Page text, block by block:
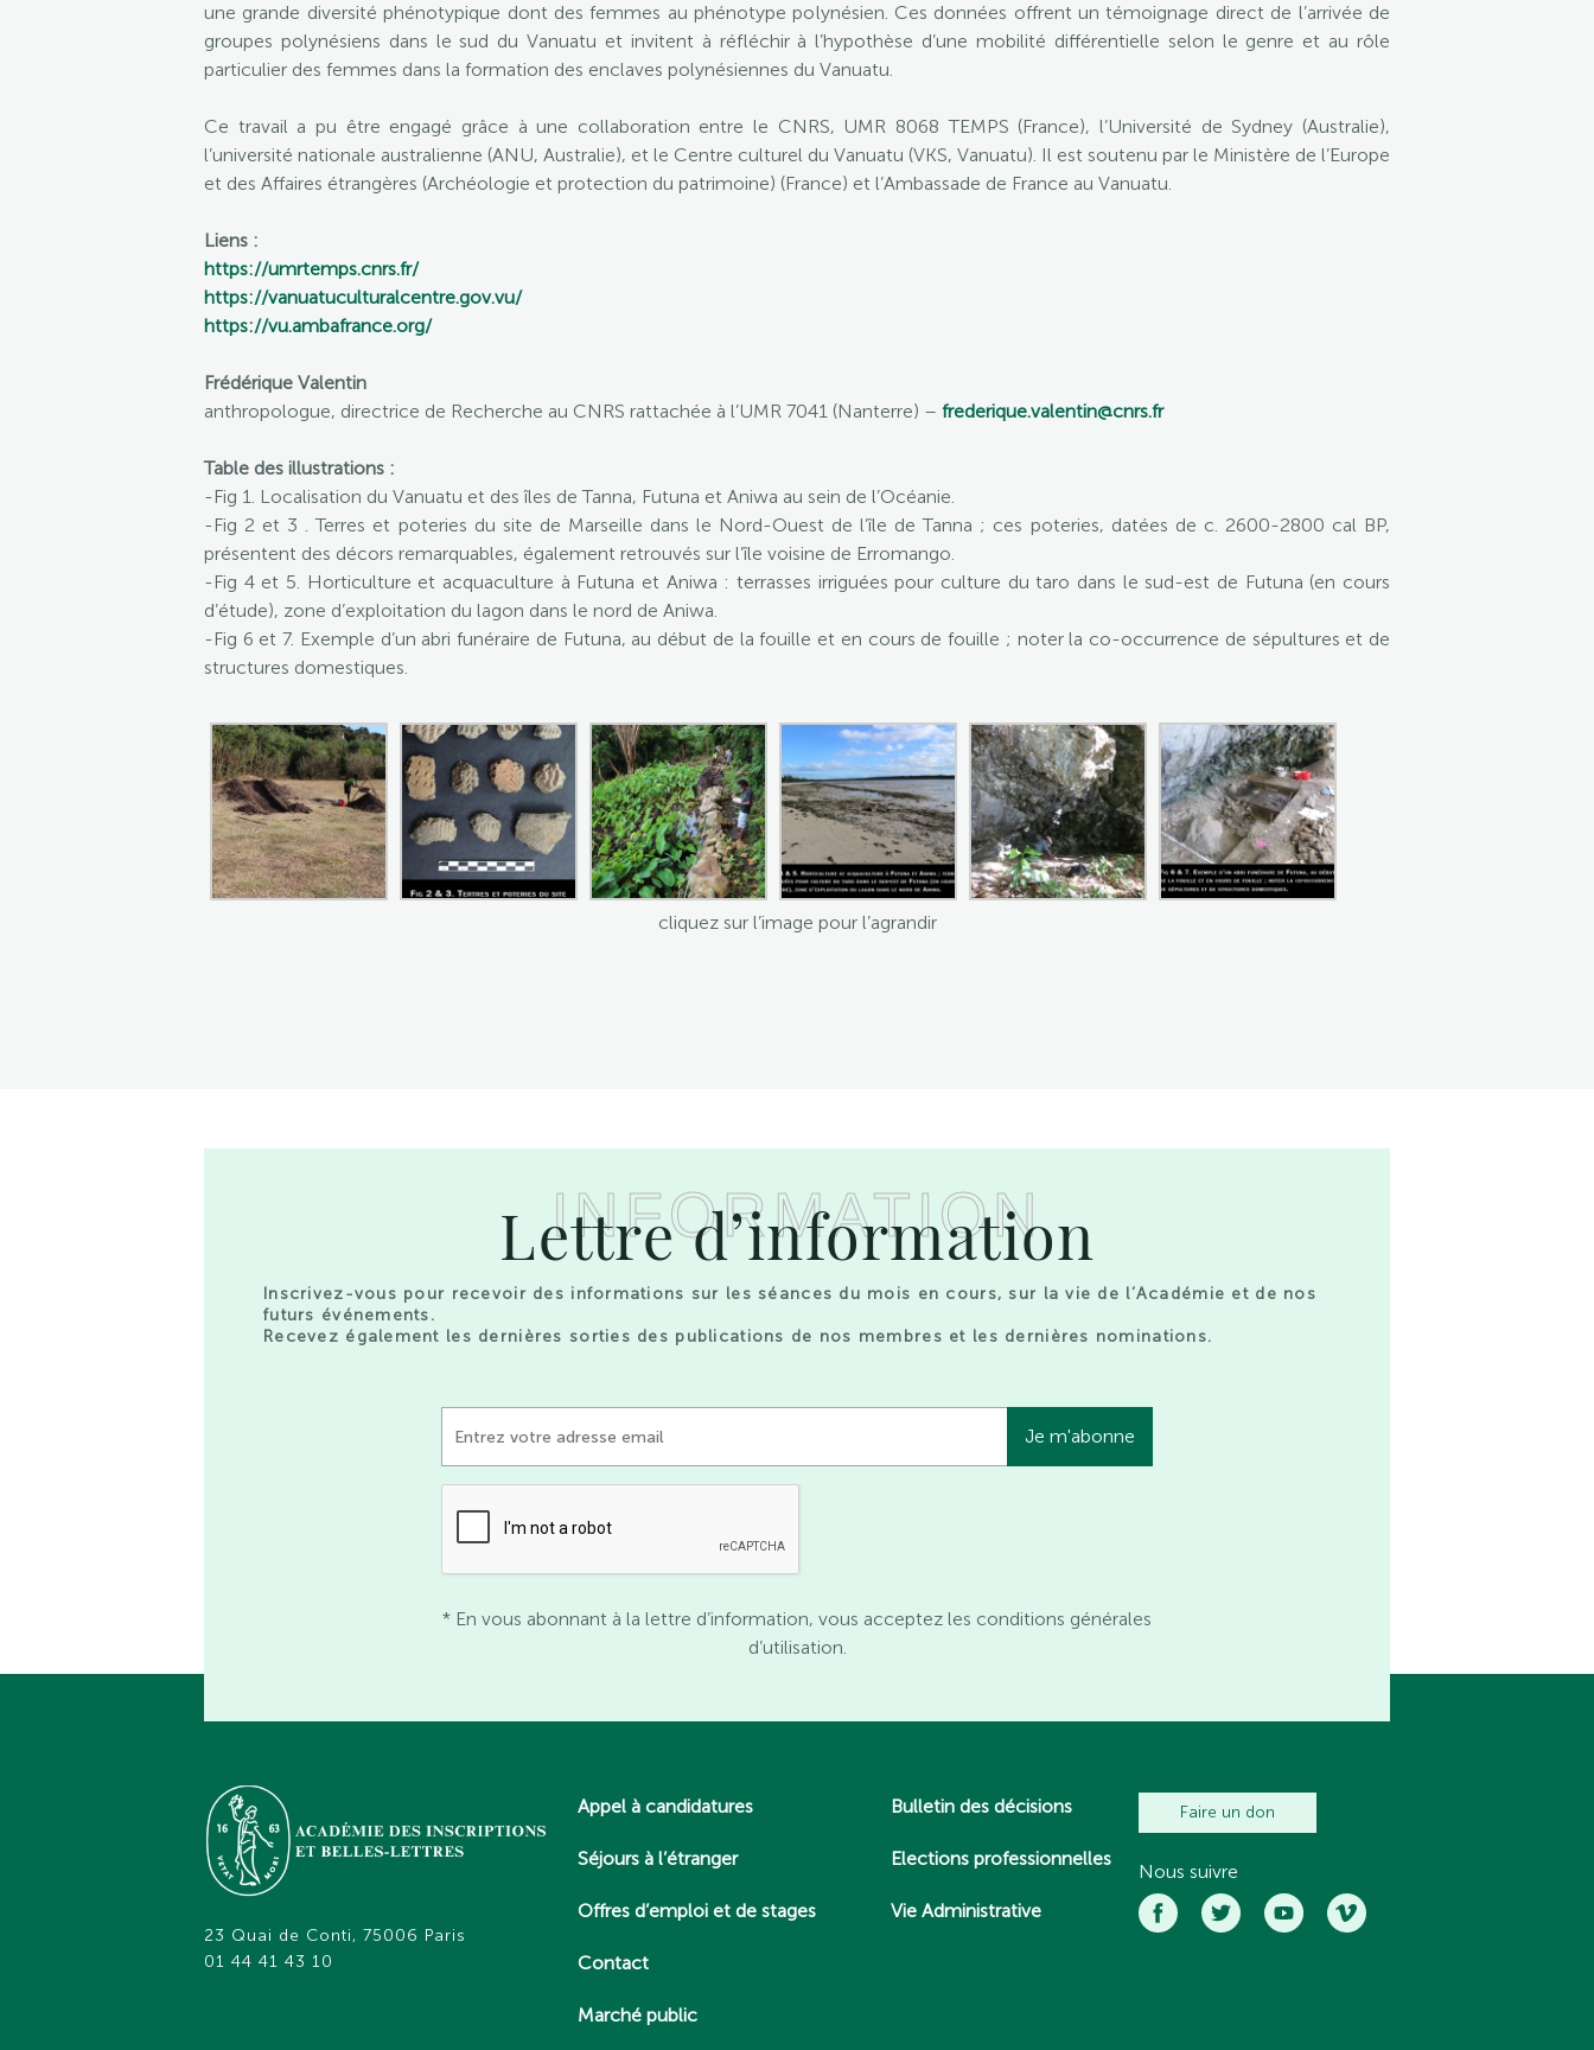
une grande diversité phénotypique dont des femmes au phénotype polynésien. Ces données offrent un témoignage direct de l’arrivée de
groupes polynésiens dans le sud du Vanuatu et invitent à réfléchir à l’hypothèse d’une mobilité différentielle selon le genre et au rôle
particulier des femmes dans la formation des enclaves polynésiennes du Vanuatu.
Ce travail a pu être engagé grâce à une collaboration entre le CNRS, UMR 8068 TEMPS (France), l’Université de Sydney (Australie),
l’université nationale australienne (ANU, Australie), et le Centre culturel du Vanuatu (VKS, Vanuatu). Il est soutenu par le Ministère de l’Europe
et des Affaires étrangères (Archéologie et protection du patrimoine) (France) et l’Ambassade de France au Vanuatu.
Liens :
https://umrtemps.cnrs.fr/
https://vanuatuculturalcentre.gov.vu/
https://vu.ambafrance.org/
Frédérique Valentin
anthropologue, directrice de Recherche au CNRS rattachée à l’UMR 7041 (Nanterre) – frederique.valentin@cnrs.fr
Table des illustrations :
-Fig 1. Localisation du Vanuatu et des îles de Tanna, Futuna et Aniwa au sein de l’Océanie.
-Fig 2 et 3 . Terres et poteries du site de Marseille dans le Nord-Ouest de l’île de Tanna ; ces poteries, datées de c. 2600-2800 cal BP,
présentent des décors remarquables, également retrouvés sur l’île voisine de Erromango.
-Fig 4 et 5. Horticulture et acquaculture à Futuna et Aniwa : terrasses irriguées pour culture du taro dans le sud-est de Futuna (en cours
d’étude), zone d’exploitation du lagon dans le nord de Aniwa.
-Fig 6 et 7. Exemple d’un abri funéraire de Futuna, au début de la fouille et en cours de fouille ; noter la co-occurrence de sépultures et de
structures domestiques.
cliquez sur l’image pour l’agrandir
INFORMATION
Lettre d’information
Inscrivez-vous pour recevoir des informations sur les séances du mois en cours, sur la vie de l’Académie et de nos
futurs événements.
Recevez également les dernières sorties des publications de nos membres et les dernières nominations.
* En vous abonnant à la lettre d’information, vous acceptez les conditions générales
d’utilisation.
23 Quai de Conti, 75006 Paris
01 44 41 43 10
Appel à candidatures
Séjours à l’étranger
Offres d’emploi et de stages
Contact
Marché public
Bulletin des décisions
Elections professionnelles
Vie Administrative
Faire un don
Nous suivre